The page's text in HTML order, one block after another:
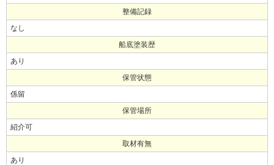
整備記録
なし
船底塗装歴
あり
保管状態
係留
保管場所
紹介可
取材有無
あり